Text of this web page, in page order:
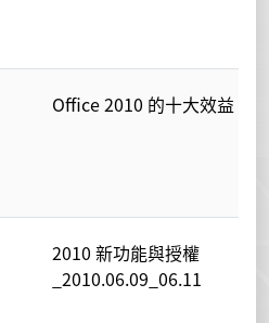
Office 2010 的十大效益
2010 新功能與授權
_2010.06.09_06.11